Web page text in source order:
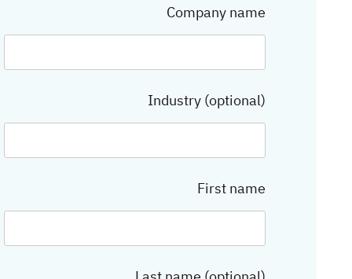
Company name
Industry (optional)
First name